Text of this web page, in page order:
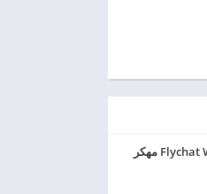
تحميل تطبيق Flychat Wifi مهكر